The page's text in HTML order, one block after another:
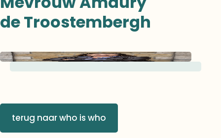
de Troostembergh
terug naar who is who